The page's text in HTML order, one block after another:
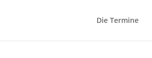
Die Termine